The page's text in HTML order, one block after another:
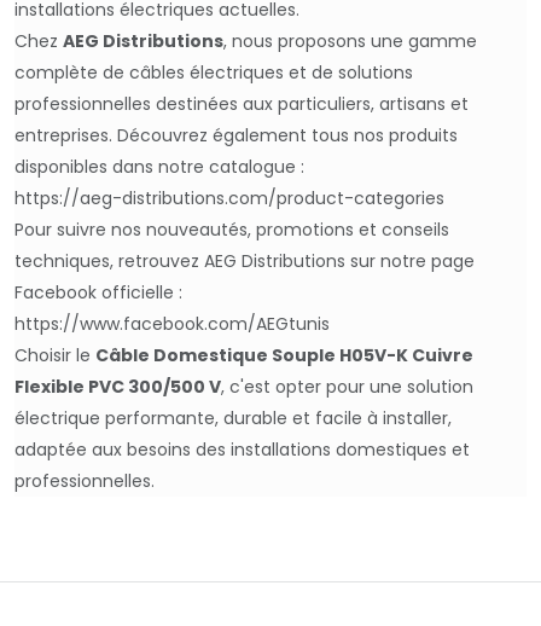
installations électriques actuelles.
Chez AEG Distributions, nous proposons une gamme
complète de câbles électriques et de solutions
professionnelles destinées aux particuliers, artisans et
entreprises. Découvrez également tous nos produits
disponibles dans notre catalogue :
https://aeg-distributions.com/product-categories
Pour suivre nos nouveautés, promotions et conseils
techniques, retrouvez AEG Distributions sur notre page
Facebook officielle :
https://www.facebook.com/AEGtunis
Choisir le Câble Domestique Souple H05V-K Cuivre
Flexible PVC 300/500 V, c'est opter pour une solution
électrique performante, durable et facile à installer,
adaptée aux besoins des installations domestiques et
professionnelles.